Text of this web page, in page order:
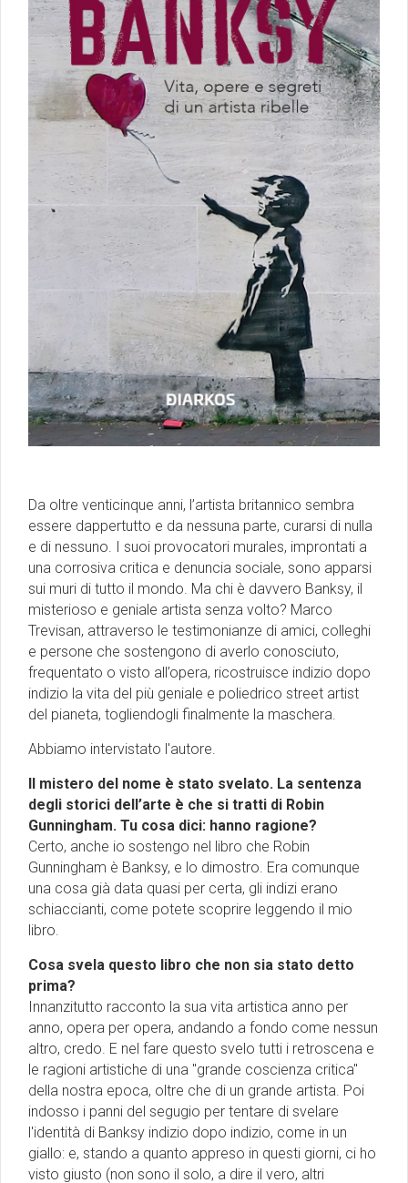
Da oltre venticinque anni, l’artista britannico sembra
essere dappertutto e da nessuna parte, curarsi di nulla
e di nessuno. I suoi provocatori murales, improntati a
una corrosiva critica e denuncia sociale, sono apparsi
sui muri di tutto il mondo. Ma chi è davvero Banksy, il
misterioso e geniale artista senza volto? Marco
Trevisan, attraverso le testimonianze di amici, colleghi
e persone che sostengono di averlo conosciuto,
frequentato o visto all’opera, ricostruisce indizio dopo
indizio la vita del più geniale e poliedrico street artist
del pianeta, togliendogli finalmente la maschera.
Abbiamo intervistato l'autore.
Il mistero del nome è stato svelato. La sentenza
degli storici dell’arte è che si tratti di Robin
Gunningham. Tu cosa dici: hanno ragione?
Certo, anche io sostengo nel libro che Robin
Gunningham è Banksy, e lo dimostro. Era comunque
una cosa già data quasi per certa, gli indizi erano
schiaccianti, come potete scoprire leggendo il mio
libro.
Cosa svela questo libro che non sia stato detto
prima?
Innanzitutto racconto la sua vita artistica anno per
anno, opera per opera, andando a fondo come nessun
altro, credo. E nel fare questo svelo tutti i retroscena e
le ragioni artistiche di una "grande coscienza critica"
della nostra epoca, oltre che di un grande artista. Poi
indosso i panni del segugio per tentare di svelare
l'identità di Banksy indizio dopo indizio, come in un
giallo: e, stando a quanto appreso in questi giorni, ci ho
visto giusto (non sono il solo, a dire il vero, altri